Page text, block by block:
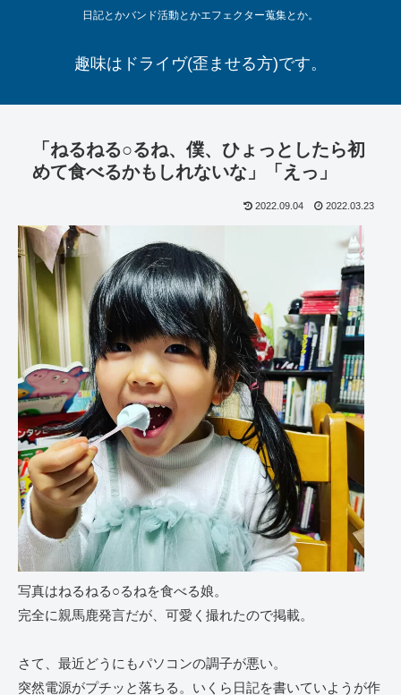
日記とかバンド活動とかエフェクター蒐集とか。
趣味はドライヴ(歪ませる方)です。
「ねるねる○るね、僕、ひょっとしたら初
めて食べるかもしれないな」「えっ」
2022.09.04 2022.03.23
写真はねるねる○るねを食べる娘。
完全に親馬鹿発言だが、可愛く撮れたので掲載。
さて、最近どうにもパソコンの調子が悪い。
突然電源がプチッと落ちる。いくら日記を書いていようが作